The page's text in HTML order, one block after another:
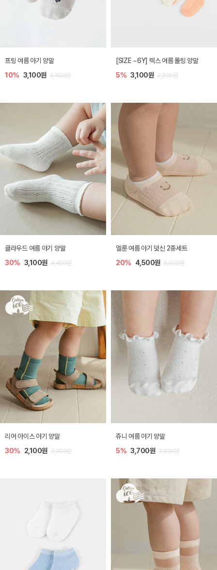
프링 여름 아기 양말
10% 3,100원 3,400원
[SIZE ~6Y] 렉스 여름 롤링 양말
5% 3,100원 3,200원
클라우드 여름 아기 양말
30% 3,100원 4,400원
엘룬 여름 아기 덧신 2종세트
20% 4,500원 5,600원
리어 아이스 아기 양말
30% 2,100원 3,000원
쥬니 여름 아기 양말
5% 3,700원 3,800원